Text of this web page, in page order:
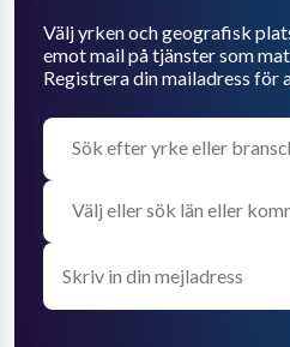
Välj yrken och geografisk
emot mail på tjänster som
Registrera din mailadress för